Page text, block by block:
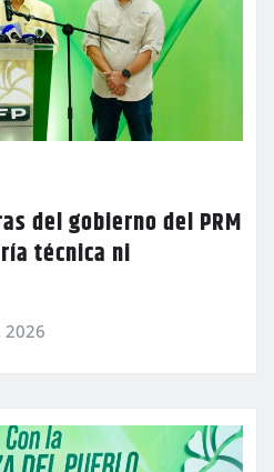
del gobierno del PRM
técnica ni
2026